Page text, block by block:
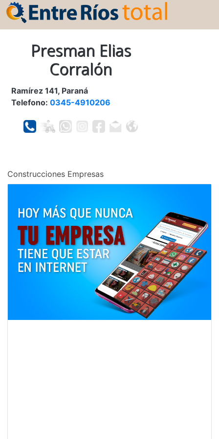
Presman Elias
Corralón
Ramírez 141, Paraná
Telefono: 0345-4910206
Construcciones Empresas